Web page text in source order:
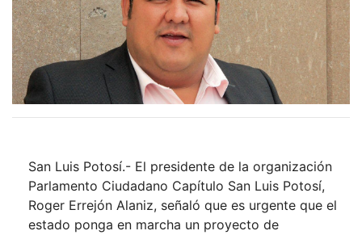
San Luis Potosí.- El presidente de la organización
Parlamento Ciudadano Capítulo San Luis Potosí,
Roger Errejón Alaniz, señaló que es urgente que el
estado ponga en marcha un proyecto de